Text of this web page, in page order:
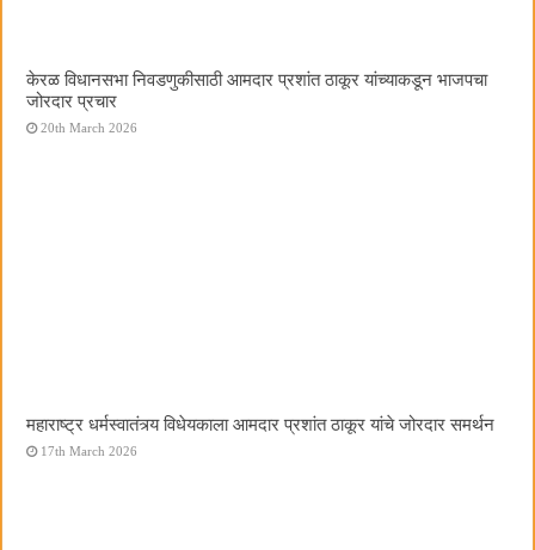
केरळ विधानसभा निवडणुकीसाठी आमदार प्रशांत ठाकूर यांच्याकडून भाजपचा
जोरदार प्रचार
20th March 2026
महाराष्ट्र धर्मस्वातंत्र्य विधेयकाला आमदार प्रशांत ठाकूर यांचे जोरदार समर्थन
17th March 2026